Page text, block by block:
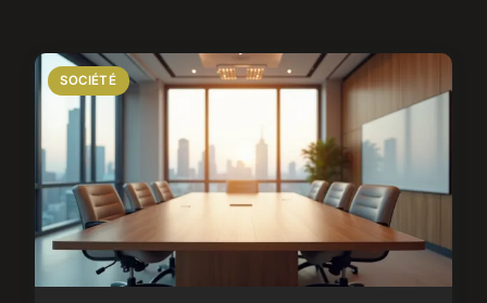
SOCIÉTÉ